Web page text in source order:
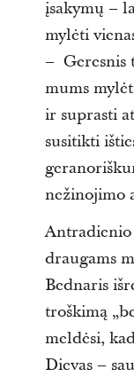
įsakymų –
mylėti
– Geresnis
mums
ir suprasti
susitikti
nežinojimo
Antradienio
draugams
Bednaris
troškimą
meldėsi,
Dievas –